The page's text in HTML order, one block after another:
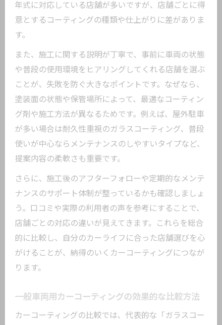
ト
長持ちするカーコーティングの選び方
リット
経年によるカーコーティング効果の変化
とは
旧車でも安心の一般車両用カーコーティング
選びガイド
カーコーティングの施工実績を確認する
重要性
旧車向けコーティングで押さえるべきポ
一般車両用カーコーティングの安心感を
徴とは
日常管理が楽なカーコーティングの選び
年式に対応している店舗が多いですが、店舗ごとに得
意とするコーティングの種類や仕上がりに差がありま
す。
また、施工に関する説明が丁寧で、事前に車両の状態
や普段の使用環境をヒアリングしてくれる店舗を選ぶ
ことが、失敗を防ぐ大きなポイントです。なぜなら、
塗装面の状態や保管場所によって、最適なコーティン
グ剤や施工方法が異なるためです。例えば、屋外駐車
が多い場合は耐久性重視のガラスコーティング、普段
使いが中心ならメンテナンスのしやすいタイプなど、
提案内容の柔軟さも重要です。
さらに、施工後のアフターフォローや定期的なメンテ
ナンスのサポート体制が整っているかも確認しましょ
う。口コミや実際の利用者の声を参考にすることで、
店舗ごとの対応の違いが見えてきます。これらを総合
的に比較し、自分のカーライフに合った店舗選びを心
がけることが、納得のいくカーコーティングにつなが
ります。
一般車両用カーコーティングの効果的な比較方法
カーコーティングの比較では、代表的な「ガラスコー